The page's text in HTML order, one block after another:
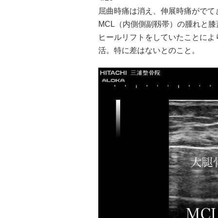
屈曲時痛は消え、伸展時痛がでて
MCL（内側側副靱帯）の腫れと
ヒールリフトをしていたことに
活。特に差はないとのこと。